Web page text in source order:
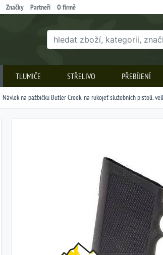
Značky Partneři O firmě
TLUMIČE STŘELIVO PŘEBÍJENÍ
Návlek na pažbičku Butler Creek, na rukojeť služebních pistolí,